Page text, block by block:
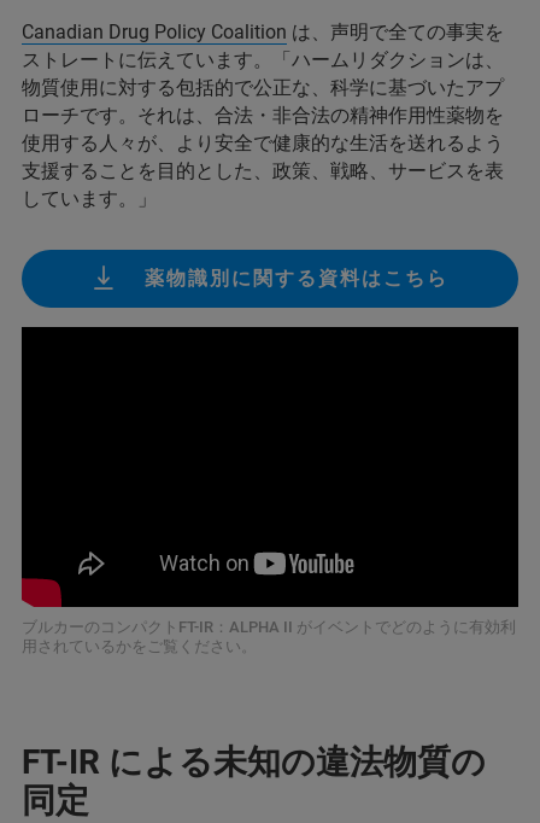
Canadian Drug Policy Coalition は、声明で全ての事実を
ストレートに伝えています。「ハームリダクションは、
物質使用に対する包括的で公正な、科学に基づいたアプ
ローチです。それは、合法・非合法の精神作用性薬物を
使用する人々が、より安全で健康的な生活を送れるよう
支援することを目的とした、政策、戦略、サービスを表
しています。」
薬物識別に関する資料はこちら
ブルカーのコンパクトFT-IR：ALPHA II がイベントでどのように有効利
用されているかをご覧ください。
FT-IR による未知の違法物質の
同定